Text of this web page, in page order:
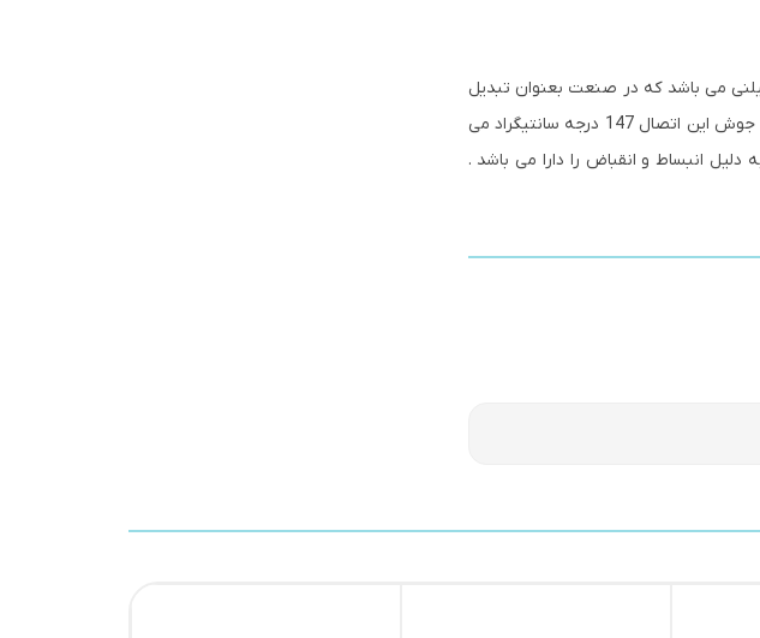
می باشد که در صنعت بعنوان تبدیل
بین اتصالات و لوله کشی ها در صنعت به خصوص صنعت آبرسانی و لوله کشی کاربرد فراوان دارد . نقطه جوش این اتصال 147 درجه سانتیگراد می
انبساط و انقباض را دارا می باشد .